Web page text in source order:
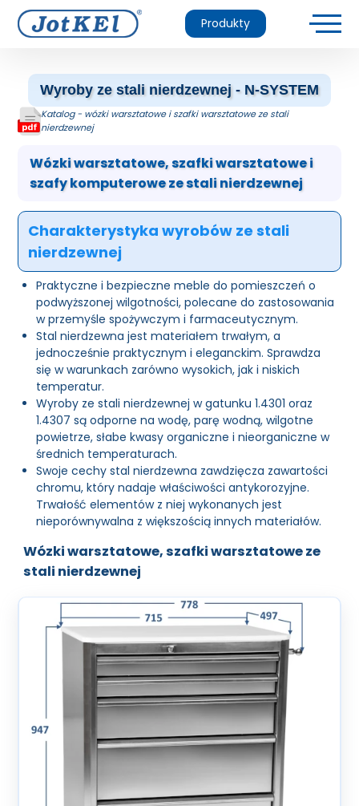
Produkty
Wyroby ze stali nierdzewnej - N-SYSTEM
Katalog - wózki warsztatowe i szafki warsztatowe ze stali
nierdzewnej
Wózki warsztatowe, szafki warsztatowe i
szafy komputerowe ze stali nierdzewnej
Charakterystyka wyrobów ze stali
nierdzewnej
Praktyczne i bezpieczne meble do pomieszczeń o
podwyższonej wilgotności, polecane do zastosowania
w przemyśle spożywczym i farmaceutycznym.
Stal nierdzewna jest materiałem trwałym, a
jednocześnie praktycznym i eleganckim. Sprawdza
się w warunkach zarówno wysokich, jak i niskich
temperatur.
Wyroby ze stali nierdzewnej w gatunku 1.4301 oraz
1.4307 są odporne na wodę, parę wodną, wilgotne
powietrze, słabe kwasy organiczne i nieorganiczne w
średnich temperaturach.
Swoje cechy stal nierdzewna zawdzięcza zawartości
chromu, który nadaje właściwości antykorozyjne.
Trwałość elementów z niej wykonanych jest
nieporównywalna z większością innych materiałów.
Wózki warsztatowe, szafki warsztatowe ze
stali nierdzewnej